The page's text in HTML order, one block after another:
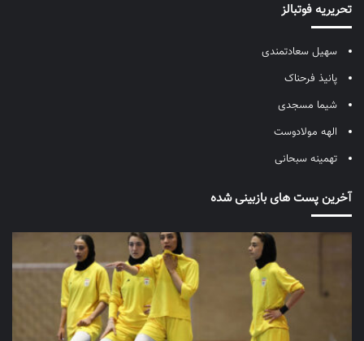
تحریریه فوتبالز
سهیل سعادتمندی
پانیذ فرحناک
شیما مسجدی
الهه مولادوست
تهمینه سبحانی
آخرین پست های بازبینی شده